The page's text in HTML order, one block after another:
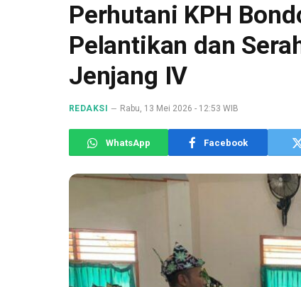
Perhutani KPH
Pelantikan dan
Jenjang IV
REDAKSI Rabu, 13 Mei 2026 - 12:53 WIB
WhatsApp Facebook